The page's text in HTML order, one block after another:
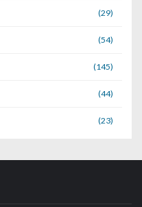
(29)
(54)
(145)
(44)
(23)